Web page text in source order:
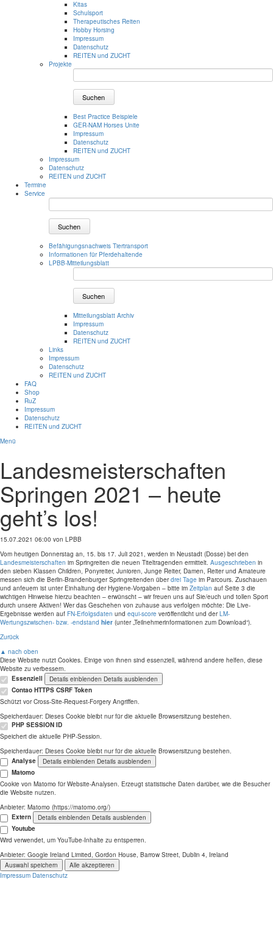
Kitas
Schulsport
Therapeutisches Reiten
Hobby Horsing
Impressum
Datenschutz
REITEN und ZUCHT
Projekte
Suchen
Best Practice Beispiele
GER-NAM Horses Unite
Impressum
Datenschutz
REITEN und ZUCHT
Impressum
Datenschutz
REITEN und ZUCHT
Termine
Service
Suchen
Befähigungsnachweis Tiertransport
Informationen für Pferdehaltende
LPBB-Mitteilungsblatt
Suchen
Mitteilungsblatt Archiv
Impressum
Datenschutz
REITEN und ZUCHT
Links
Impressum
Datenschutz
REITEN und ZUCHT
FAQ
Shop
RuZ
Impressum
Datenschutz
REITEN und ZUCHT
Menü
Landesmeisterschaften
Springen 2021 – heute
geht’s los!
15.07.2021 06:00 von LPBB
Vom heutigen Donnerstag an, 15. bis 17. Juli 2021, werden in Neustadt (Dosse) bei den
Landesmeisterschaften im Springreiten die neuen Titeltragenden ermittelt. Ausgeschrieben in
den sieben Klassen Children, Ponyreiter, Junioren, Junge Reiter, Damen, Reiter und Amateure
messen sich die Berlin-Brandenburger Springreitenden überdrei Tage im Parcours. Zuschauen
und anfeuern ist unter Einhaltung der Hygiene-Vorgaben – bitte im Zeitplan auf Seite 3 die
wichtigen Hinweise hierzu beachten – erwünscht – wir freuen uns auf Sie/euch und tollen Sport
durch unsere Aktiven! Wer das Geschehen von zuhause aus verfolgen möchte: Die Live-
Ergebnisse werden auf FN-Erfolgsdaten und equi-score veröffentlicht und derLM-
Wertungszwischen- bzw. -endstand hier (unter „Teilnehmerinformationen zum Download“).
Zurück
▲ nach oben
Diese Website nutzt Cookies. Einige von ihnen sind essenziell, während andere helfen, diese
Website zu verbessern.
Essenziell
Details einblenden Details ausblenden
Contao HTTPS CSRF Token
Schützt vor Cross-Site-Request-Forgery Angriffen.
Speicherdauer: Dieses Cookie bleibt nur für die aktuelle Browsersitzung bestehen.
PHP SESSION ID
Speichert die aktuelle PHP-Session.
Speicherdauer: Dieses Cookie bleibt nur für die aktuelle Browsersitzung bestehen.
Analyse
Details einblenden Details ausblenden
Matomo
Cookie von Matomo für Website-Analysen. Erzeugt statistische Daten darüber, wie die Besucher
die Website nutzen.
Anbieter: Matomo (https://matomo.org/)
Extern
Details einblenden Details ausblenden
Youtube
Wird verwendet, um YouTube-Inhalte zu entsperren.
Anbieter: Google Ireland Limited, Gordon House, Barrow Street, Dublin 4, Ireland
Auswahl speichern
Alle akzeptieren
Impressum Datenschutz